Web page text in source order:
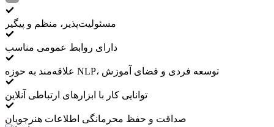
مسئولیت‌پذیر، منظم و پیگیر
دارای روابط عمومی مناسب
علاقه‌مند به حوزه NLP، توسعه فردی و فضای آموزش
توانایی کار با ابزارهای ارتباطی آنلاین
صداقت و حفظ محرمانگی اطلاعات هنرجویان